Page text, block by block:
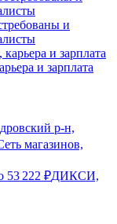
и
и зарплата
р-н,
магазинов,
53 222 ₽ДИКСИ,